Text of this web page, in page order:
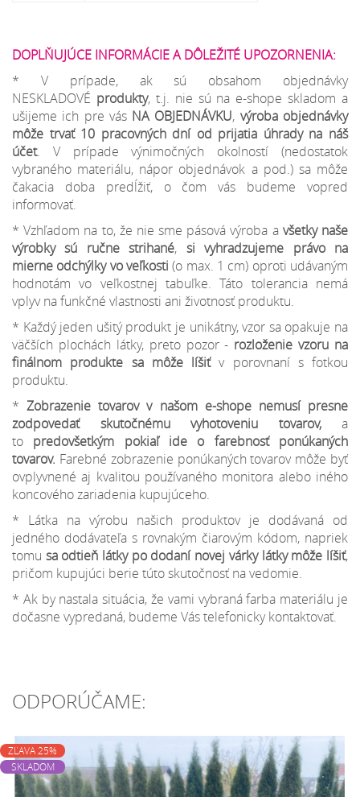
DOPLŇUJÚCE INFORMÁCIE A DÔLEŽITÉ UPOZORNENIA:
* V prípade, ak sú obsahom objednávky
NESKLADOVÉ produkty, t.j. nie sú na e-shope skladom a
ušijeme ich pre vásNA OBJEDNÁVKU, výroba objednávky
môže trvať 10 pracovných dní od prijatia úhrady na náš
účet. V prípade výnimočných okolností (nedostatok
vybraného materiálu, nápor objednávok a pod.) sa môže
čakacia doba predĺžiť, o čom vás budeme vopred
informovať.
* Vzhľadom na to, že nie sme pásová výroba a všetky naše
výrobky sú ručne strihané, si vyhradzujeme právo na
mierne odchýlky vo veľkosti (o max. 1 cm) oproti udávaným
hodnotám vo veľkostnej tabuľke. Táto tolerancia nemá
vplyv na funkčné vlastnosti ani životnosť produktu.
* Každý jeden ušitý produkt je unikátny, vzor sa opakuje na
väčších plochách látky, preto pozor - rozloženie vzoru na
finálnom produkte sa môže líšiťv porovnaní s fotkou
produktu.
*Zobrazenie tovarov v našom e-shope nemusí presne
zodpovedať skutočnému vyhotoveniu tovarov,a
to predovšetkým pokiaľ ide o farebnosť ponúkaných
tovarov. Farebné zobrazenie ponúkaných tovarov môže byť
ovplyvnené aj kvalitou používaného monitora alebo iného
koncového zariadenia kupujúceho.
* Látka na výrobu našich produktov je dodávaná od
jedného dodávateľa s rovnakým čiarovým kódom, napriek
tomu sa odtieň látky po dodaní novej várky látky môže líšiť,
pričom kupujúci berie túto skutočnosť na vedomie.
* Ak by nastala situácia, že vami vybraná farba materiálu je
dočasne vypredaná, budeme Vás telefonicky kontaktovať.
ODPORÚČAME:
ZĽAVA 25%
SKLADOM